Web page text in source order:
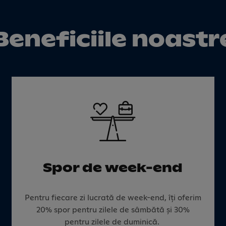
Spor de week-end
Pentru fiecare zi lucrată de week-end, îți oferim
20% spor pentru zilele de sâmbătă și 30%
pentru zilele de duminică.